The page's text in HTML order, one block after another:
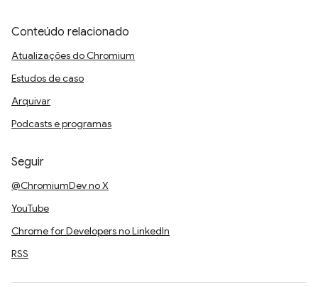
Conteúdo relacionado
Atualizações do Chromium
Estudos de caso
Arquivar
Podcasts e programas
Seguir
@ChromiumDev no X
YouTube
Chrome for Developers no LinkedIn
RSS